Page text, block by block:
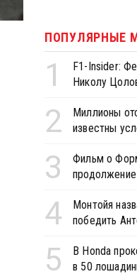
ПОПУЛЯРНЫЕ
1
F1-Insider:
Николу
2
Миллионы
известны
3
Фильм о
продолжение
4
Монтойя
победить
5
В Honda
в 50